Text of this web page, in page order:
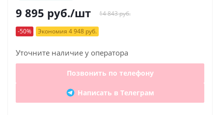
9 895 руб./шт 14 843 руб.
-50% Экономия 4 948 руб.
Уточните наличие у оператора
Позвонить по телефону
Написать в Телеграм